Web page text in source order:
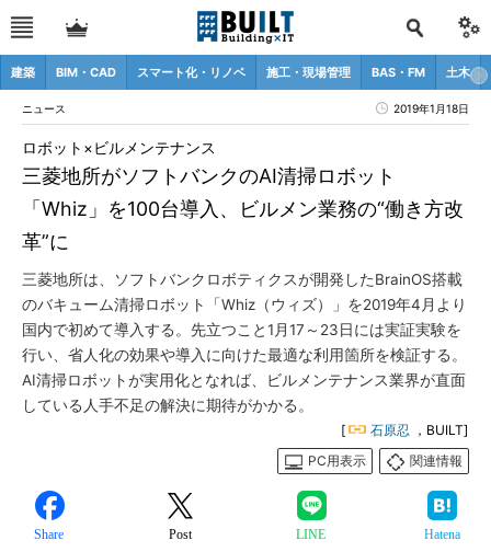
建築 BIM・CAD スマート化・リノベ 施工・現場管理 BAS・FM 土木
ニュース 2019年1月18日
三菱地所がソフトバンクのAI清掃ロボット
「Whiz」を100台導入、ビルメン業務の“働き方改
革”に
ロボット×ビルメンテナンス
三菱地所は、ソフトバンクロボティクスが開発したBrainOS搭載
のバキューム清掃ロボット「Whiz（ウィズ）」を2019年4月より
国内で初めて導入する。先立つこと1月17～23日には実証実験を
行い、省人化の効果や導入に向けた最適な利用箇所を検証する。
AI清掃ロボットが実用化となれば、ビルメンテナンス業界が直面
している人手不足の解決に期待がかかる。
[ 石原忍 ，BUILT]
PC用表示
関連情報
Share Post LINE Hatena